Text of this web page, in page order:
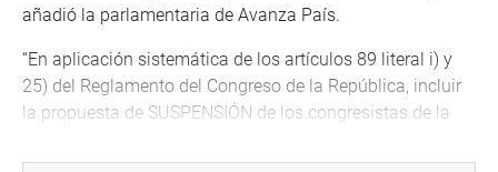
añadió la parlamentaria de Avanza País.
“En aplicación sistemática de los artículos 89 literal i) y
25) del Reglamento del Congreso de la República, incluir
la propuesta de SUSPENSIÓN de los congresistas de la
ROBERTO HELBERT SÁNCHEZ PALOMINO, por la duración